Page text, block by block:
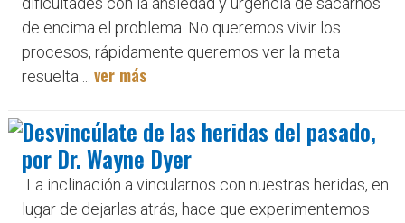
de encima el problema. No queremos vivir los
procesos, rápidamente queremos ver la meta
resuelta ... ver más
Desvincúlate de las heridas del pasado,
por Dr. Wayne Dyer
La inclinación a vincularnos con nuestras heridas, en
lugar de dejarlas atrás, hace que experimentemos